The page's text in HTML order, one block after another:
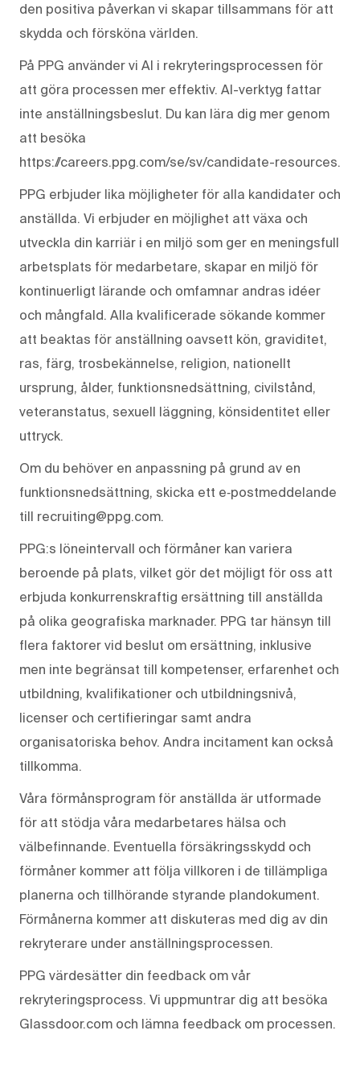
den positiva påverkan vi skapar tillsammans för att
skydda och försköna världen.
På PPG använder vi AI i rekryteringsprocessen för
att göra processen mer effektiv. AI-verktyg fattar
inte anställningsbeslut. Du kan lära dig mer genom
att besöka
https://careers.ppg.com/se/sv/candidate-resources.
PPG erbjuder lika möjligheter för alla kandidater och
anställda. Vi erbjuder en möjlighet att växa och
utveckla din karriär i en miljö som ger en meningsfull
arbetsplats för medarbetare, skapar en miljö för
kontinuerligt lärande och omfamnar andras idéer
och mångfald. Alla kvalificerade sökande kommer
att beaktas för anställning oavsett kön, graviditet,
ras, färg, trosbekännelse, religion, nationellt
ursprung, ålder, funktionsnedsättning, civilstånd,
veteranstatus, sexuell läggning, könsidentitet eller
uttryck.
Om du behöver en anpassning på grund av en
funktionsnedsättning, skicka ett e‑postmeddelande
till recruiting@ppg.com.
PPG:s löneintervall och förmåner kan variera
beroende på plats, vilket gör det möjligt för oss att
erbjuda konkurrenskraftig ersättning till anställda
på olika geografiska marknader. PPG tar hänsyn till
flera faktorer vid beslut om ersättning, inklusive
men inte begränsat till kompetenser, erfarenhet och
utbildning, kvalifikationer och utbildningsnivå,
licenser och certifieringar samt andra
organisatoriska behov. Andra incitament kan också
tillkomma.
Våra förmånsprogram för anställda är utformade
för att stödja våra medarbetares hälsa och
välbefinnande. Eventuella försäkringsskydd och
förmåner kommer att följa villkoren i de tillämpliga
planerna och tillhörande styrande plandokument.
Förmånerna kommer att diskuteras med dig av din
rekryterare under anställningsprocessen.
PPG värdesätter din feedback om vår
rekryteringsprocess. Vi uppmuntrar dig att besöka
Glassdoor.com och lämna feedback om processen.